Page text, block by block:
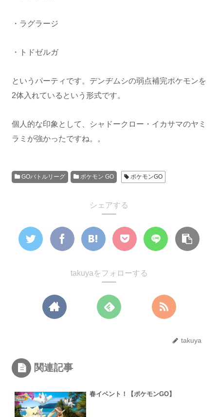
・ラグラージ
・トドゼルガ
というパーティです。デンヂムシの弱点補完ポケモンを
2体入れているという形式です。
個人的な印象として、シャドークロー・イカサマのヤミ
ラミが強かったですね。。
GOバトルリーグ ポケモン GO ポケモンGO
シェアする
takuyaをフォローする
takuya
関連記事
春イベント！【ポケモンGO】